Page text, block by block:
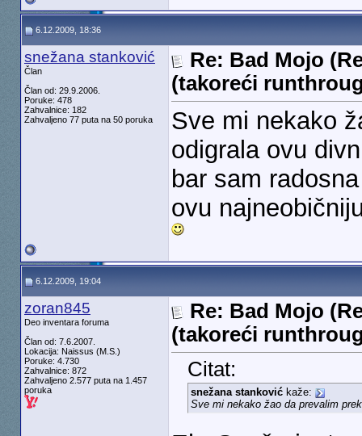
6.12.2009, 18:36
snežana stanković
Član
Član od: 29.9.2006.
Poruke: 478
Zahvalnice: 182
Zahvaljeno 77 puta na 50 poruka
Re: Bad Mojo
(takoreći
Sve mi nekako
odigrala ovu
bar sam
ovu
6.12.2009, 19:04
zoran845
Deo inventara foruma
Član od: 7.6.2007.
Lokacija: Naissus (M.S.)
Poruke: 4.730
Zahvalnice: 872
Zahvaljeno 2.577 puta na 1.457
poruka
Re: Bad Mojo
(takoreći
Citat:
snežana stankovićkaže:
Sve mi nekako žao da prevalim